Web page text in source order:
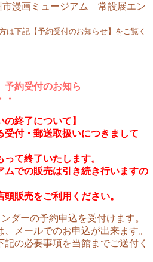
ミュージアム 常設展エン
は下記【予約受付のお知らせ】をご覧く
約受付のお知ら
の終了について】
付・郵送取扱いにつきまして
て終了いたします。
での販売は引き続き行いますの
販売をご利用ください。
ダーの予約申込を受付けます。
メールでのお申込が出来ます。
の必要事項を当館までご送付く